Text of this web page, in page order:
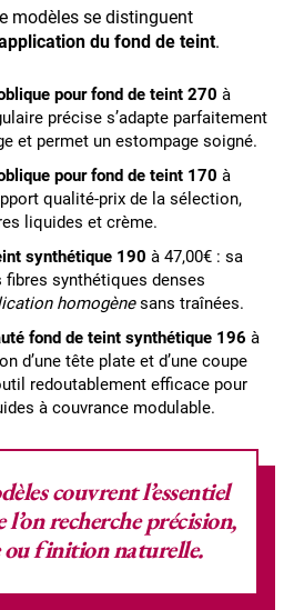
modèles se distinguent
du fond de teint.
pour fond de teint 270 à
précise s’adapte parfaitement
et permet un estompage soigné.
pour fond de teint 170 à
qualité-prix de la sélection,
liquides et crème.
synthétique 190 à 47,00€ : sa
synthétiques denses
homogènesans traînées.
fond de teint synthétique 196 à
d’une tête plate et d’une coupe
redoutablement efficace pour
à couvrance modulable.
couvrent l’essentiel
l’on recherche précision,
ou finition naturelle.